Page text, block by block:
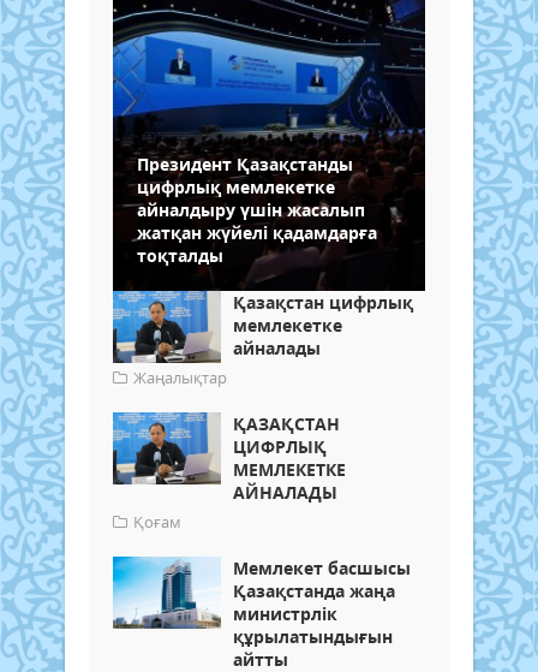
Президент Қазақстанды
цифрлық мемлекетке
айналдыру үшін жасалып
жатқан жүйелі қадамдарға
тоқталды
Қазақстан цифрлық
мемлекетке
айналады
Жаңалықтар
ҚАЗАҚСТАН
ЦИФРЛЫҚ
МЕМЛЕКЕТКЕ
АЙНАЛАДЫ
Қоғам
Мемлекет басшысы
Қазақстанда жаңа
министрлік
құрылатындығын
айтты